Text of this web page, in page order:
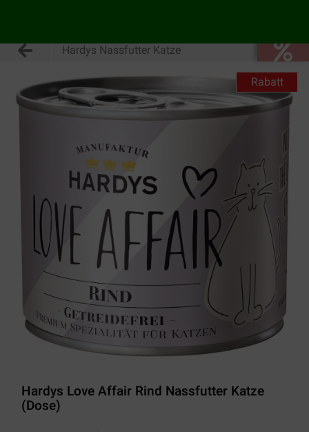
Hardys Nassfutter Katze
Rabatt
Hardys Love Affair Rind Nassfutter Katze
(Dose)